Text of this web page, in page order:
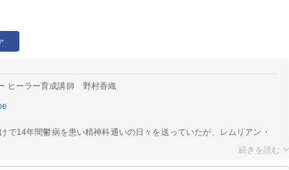
ヒーラー育成講師 野村香織
で14年間鬱病を患い精神科通いの日々を送っていたが、レムリアン・